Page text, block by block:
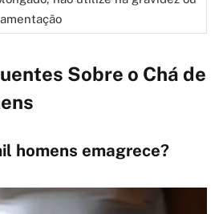
Sobre o Chá de
homens emagrece?